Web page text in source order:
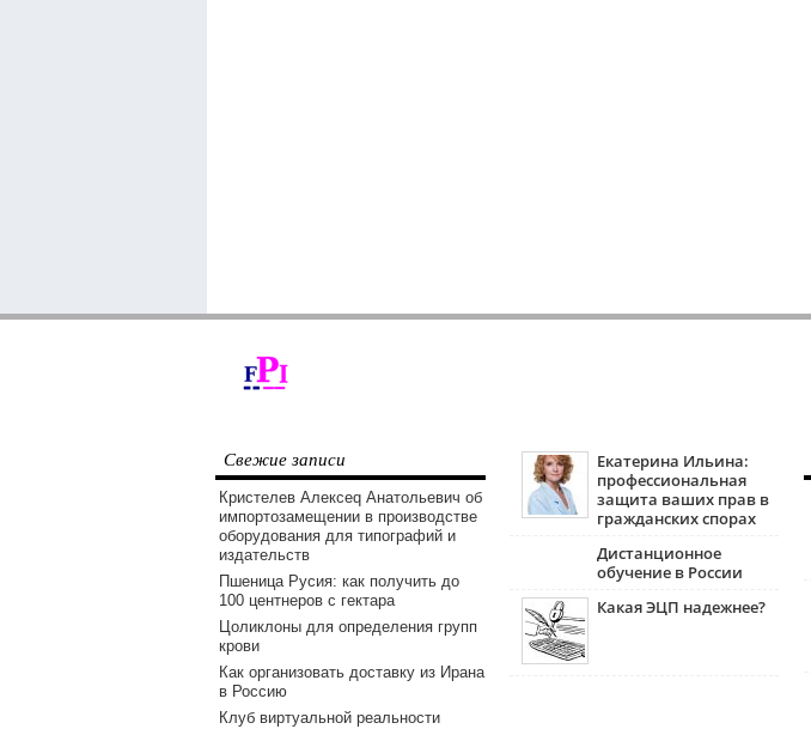
Свежие записи
Кристелев Алексеq Анатольевич об
импортозамещении в производстве
оборудования для типографий и
издательств
Пшеница Русия: как получить до
100 центнеров с гектара
Цоликлоны для определения групп
крови
Как организовать доставку из Ирана
в Россию
Клуб виртуальной реальности
Екатерина Ильина:
профессиональная
защита ваших прав в
гражданских спорах
Дистанционное
обучение в России
Какая ЭЦП надежнее?